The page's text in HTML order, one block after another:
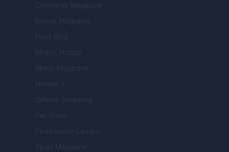
Cineverse Magazine
Donne Magazine
Food Blog
Milano Notizie
Motor Magazine
Notizie.it
Offerte Shopping
Pet Story
Professione Lavoro
Sport Magazine